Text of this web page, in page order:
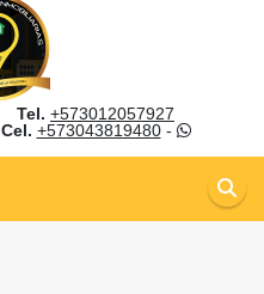
Tel. +573012057927
Cel. +573043819480-